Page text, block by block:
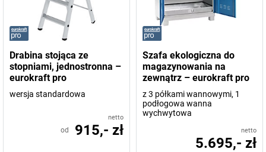
Drabina stojąca ze
stopniami, jednostronna –
eurokraft pro
wersja standardowa
netto
od 915,- zł
Szafa ekologiczna do
magazynowania na
zewnątrz – eurokraft pro
z 3 półkami wannowymi, 1
podłogowa wanna
wychwytowa
netto
5.695,- zł